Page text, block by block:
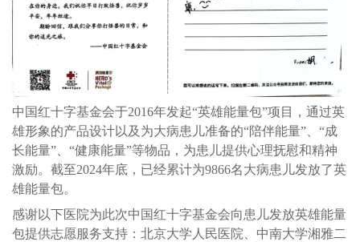
中国红十字基金会于2016年发起“英雄能量包”项目，通过英
雄形象的产品设计以及为大病患儿准备的“陪伴能量”、“成
长能量”、“健康能量”等物品，为患儿提供心理抚慰和精神
激励。截至2024年底，已经累计为9866名大病患儿发放了英
雄能量包。
感谢以下医院为此次中国红十字基金会向患儿发放英雄能量
包提供志愿服务支持：北京大学人民医院、中南大学湘雅二